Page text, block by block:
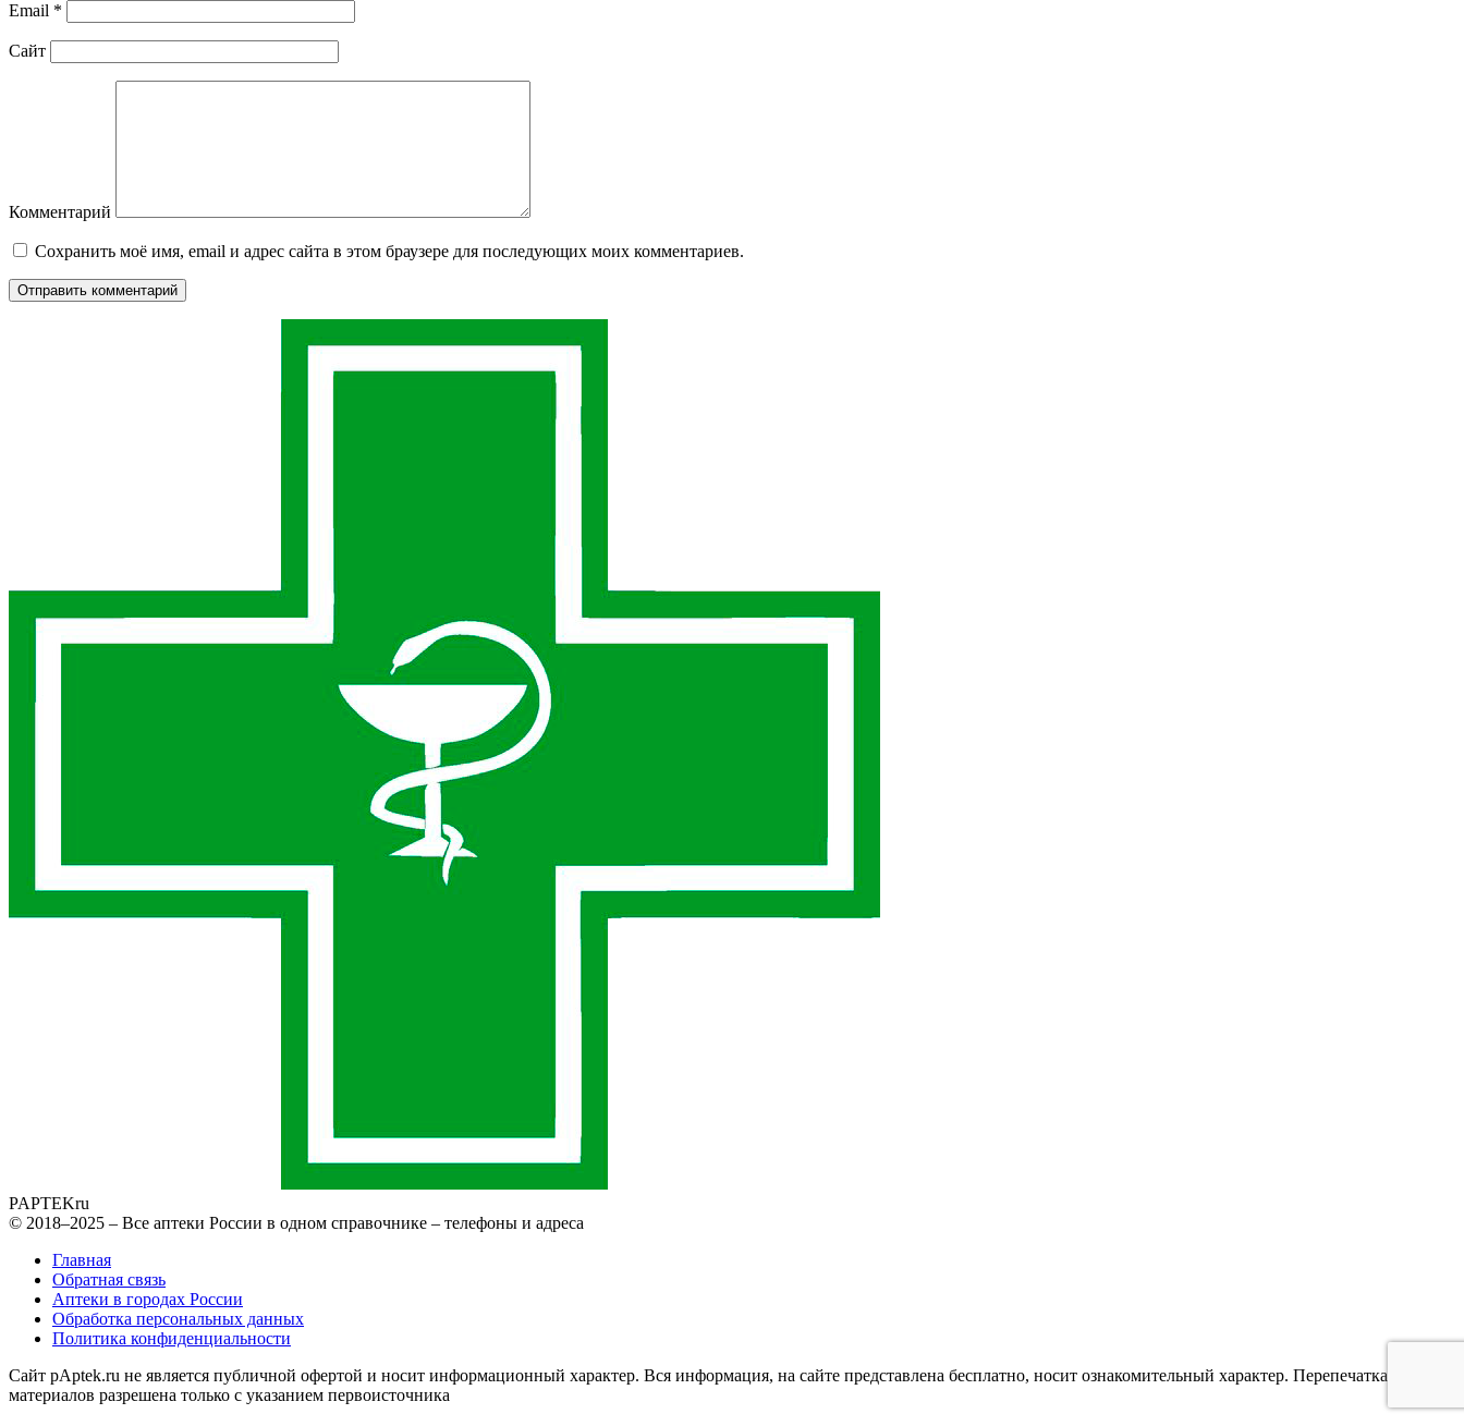
Email *
Сайт
Комментарий
Сохранить моё имя, email и адрес сайта в этом браузере для последующих моих комментариев.
PAPTEKru
© 2018–2025 – Все аптеки России в одном справочнике – телефоны и адреса
Главная
Обратная связь
Аптеки в городах России
Обработка персональных данных
Политика конфиденциальности
Сайт pAptek.ru не является публичной офертой и носит информационный характер. Вся информация, на сайте представлена бесплатно, носит ознакомительный характер. Перепечатка
материалов разрешена только с указанием первоисточника